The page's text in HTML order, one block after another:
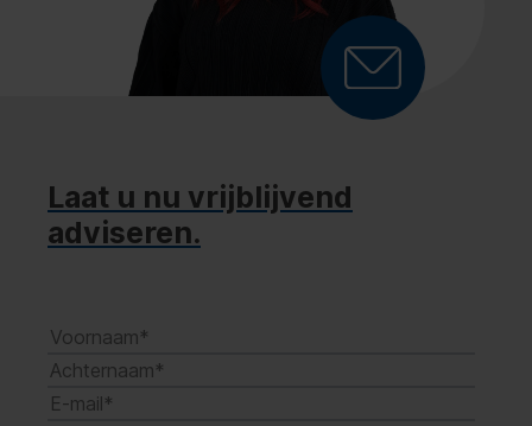
Laat u nu vrijblijvend
adviseren.